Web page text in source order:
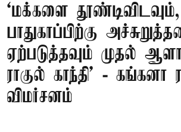
‘மக்களை
பாதுகாப்பிற்கு
ஏற்படுத்தவும் முதல்
ராகுல் காந்தி’ - கங்கனா
விமர்சனம்